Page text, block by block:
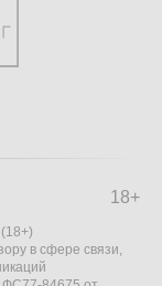
18+
в сфере связи,